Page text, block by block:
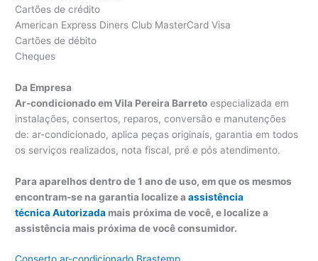
Cartões de crédito
American Express Diners Club MasterCard Visa
Cartões de débito
Cheques
Da Empresa
Ar-condicionado em Vila Pereira Barreto especializada em
instalações, consertos, reparos, conversão e manutenções
de: ar-condicionado, aplica peças originais, garantia em todos
os serviços realizados, nota fiscal, pré e pós atendimento.
Para aparelhos dentro de 1 ano de uso, em que os mesmos
encontram-se na garantia localize aassistência
técnica Autorizada mais próxima de você, e localize a
assistência mais próxima de você consumidor.